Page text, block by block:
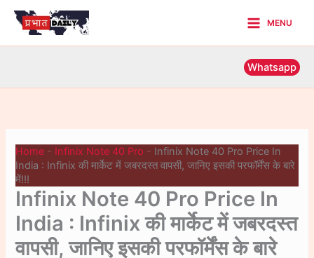
Skip
Menu
MENU
Whatsapp
Home - Infinix Note 40 Pro - Infinix Note 40 Pro Price In
India : Infinix की मार्केट में जबरदस्त वापसी, जानिए इसकी परफॉर्मेंस के बारे
में!!!
Infinix Note 40 Pro Price In
India : Infinix की मार्केट में जबरदस्त
वापसी, जानिए इसकी परफॉर्मेंस के बारे